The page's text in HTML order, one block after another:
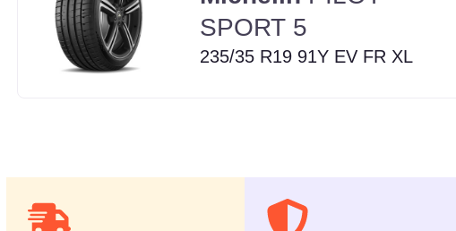
SPORT 5
235/35 R19 91Y EV FR XL